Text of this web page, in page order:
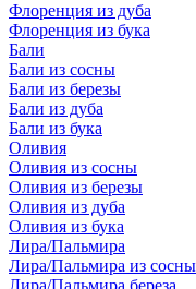
Флоренция из дуба
Флоренция из бука
Бали
Бали из сосны
Бали из березы
Бали из дуба
Бали из бука
Оливия
Оливия из сосны
Оливия из березы
Оливия из дуба
Оливия из бука
Лира/Пальмира
Лира/Пальмира из сосны
Лира/Пальмира береза